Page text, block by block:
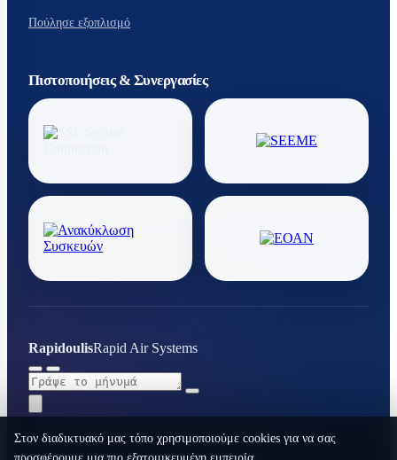
Πούλησε εξοπλισμό
Πιστοποιήσεις & Συνεργασίες
RapidoulisRapid Air Systems
Στον διαδικτυακό μας τόπο χρησιμοποιούμε cookies για να σας